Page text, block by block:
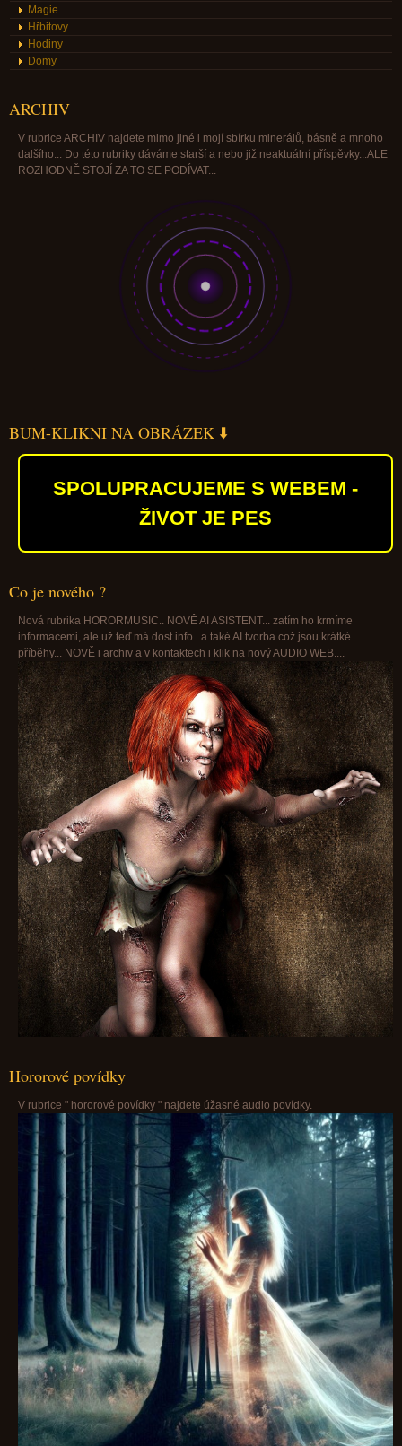
Magie
Hřbitovy
Hodiny
Domy
ARCHIV
V rubrice ARCHIV najdete mimo jiné i mojí sbírku minerálů, básně a mnoho
dalšího... Do této rubriky dáváme starší a nebo již neaktuální příspěvky...ALE
ROZHODNĚ STOJÍ ZA TO SE PODÍVAT...
BUM-KLIKNI NA OBRÁZEK ⬇️
SPOLUPRACUJEME S WEBEM -
ŽIVOT JE PES
Co je nového ?
Nová rubrika HORORMUSIC.. NOVĚ AI ASISTENT... zatím ho krmíme
informacemi, ale už teď má dost info...a také AI tvorba což jsou krátké
příběhy... NOVĚ i archiv a v kontaktech i klik na nový AUDIO WEB....
Hororové povídky
V rubrice " hororové povídky " najdete úžasné audio povídky.